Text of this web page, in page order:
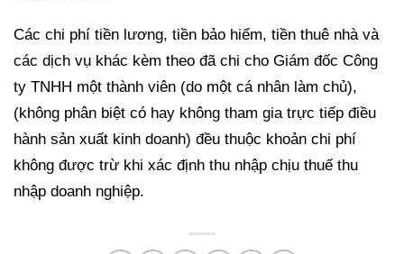
Các chi phí tiền lương, tiền bảo hiểm, tiền thuê nhà và
các dịch vụ khác kèm theo đã chi cho Giám đốc Công
ty TNHH một thành viên (do một cá nhân làm chủ),
(không phân biệt có hay không tham gia trực tiếp điều
hành sản xuất kinh doanh) đều thuộc khoản chi phí
không được trừ khi xác định thu nhập chịu thuế thu
nhập doanh nghiệp.